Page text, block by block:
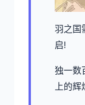
羽之国
启!
独一数
上的辉